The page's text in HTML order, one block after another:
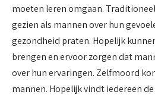
moeten leren omgaan.
gezien als mannen over hun
gezondheid praten. Hopelijk
brengen en ervoor zorgen dat
over hun ervaringen. Zelfmoord
mannen. Hopelijk vindt iedereen